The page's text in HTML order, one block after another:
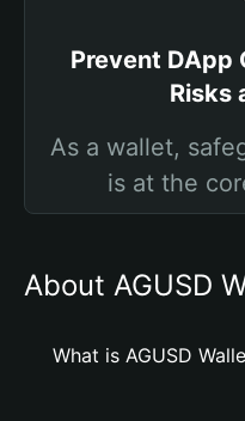
Prevent
Risks
As a wallet,
is at the
About AGUSD
What is AGUSD